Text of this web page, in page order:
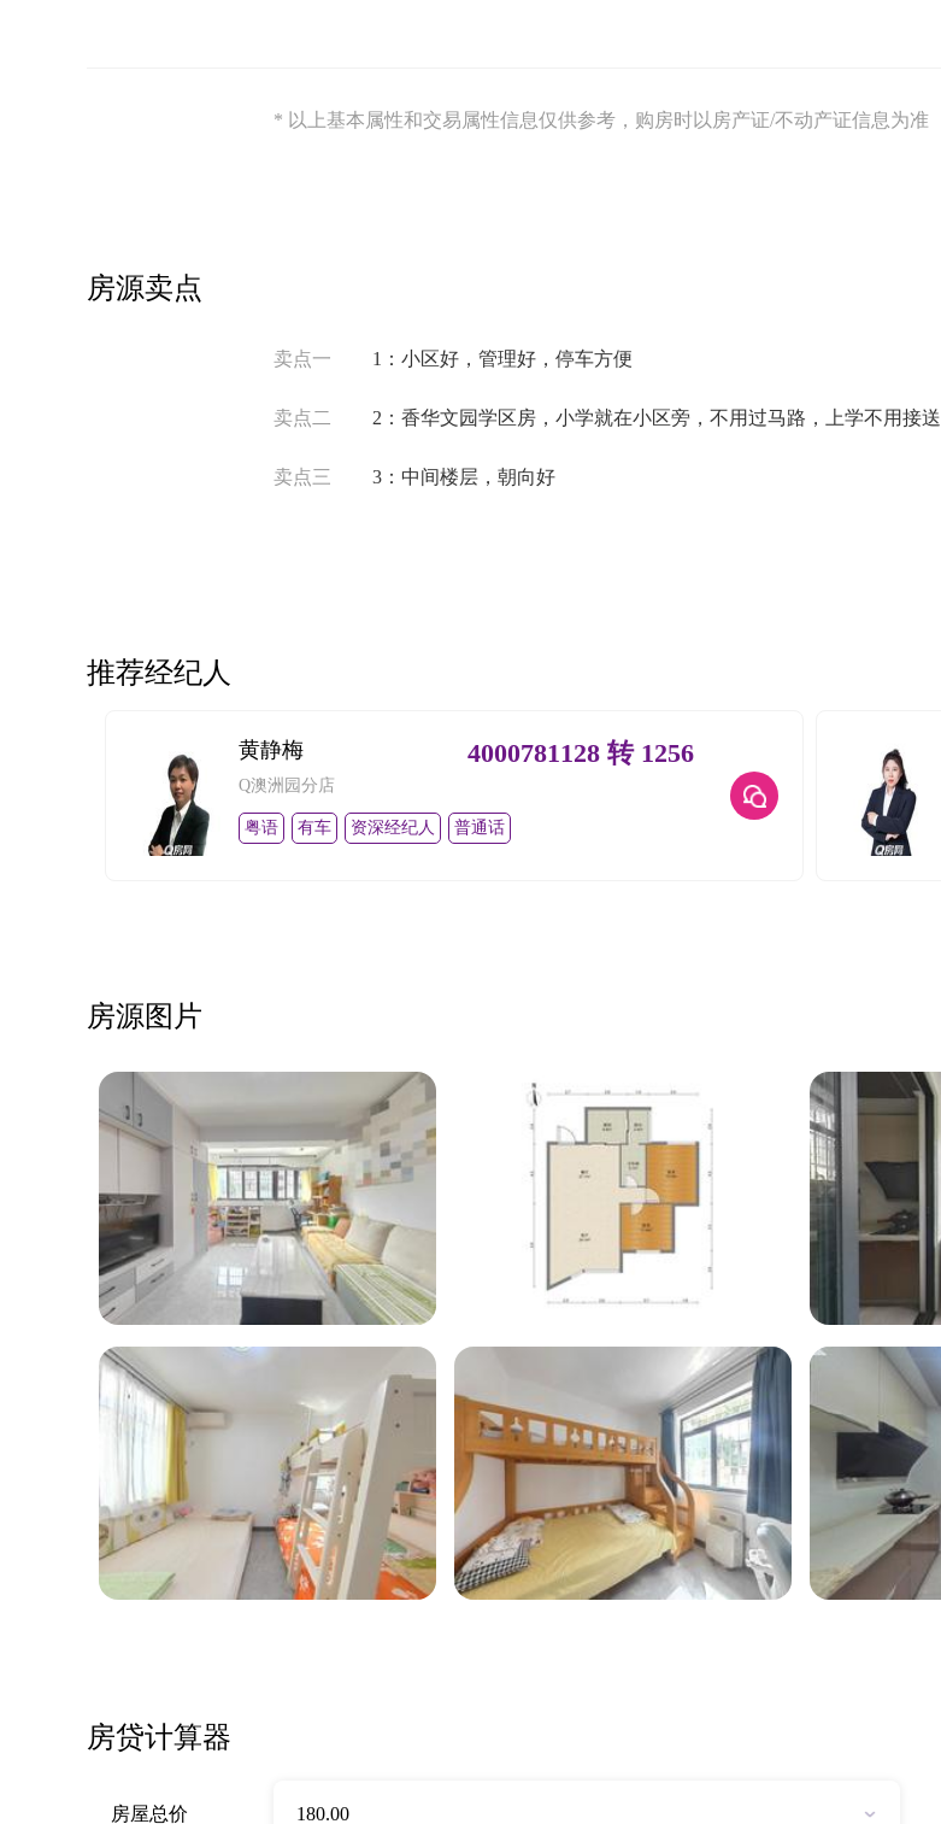
* 以上基本属性和交易属性信息仅供参考，购房时以房产证/不动产证信息为准
房源卖点
卖点一 1：小区好，管理好，停车方便
卖点二 2：香华文园学区房，小学就在小区旁，不用过马路，上学不用接送
卖点三 3：中间楼层，朝向好
推荐经纪人
黄静梅
Q澳洲园分店
粤语 有车 资深经纪人 普通话
4000781128 转 1256
房源图片
房贷计算器
房屋总价